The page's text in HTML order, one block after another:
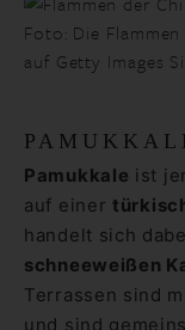
Foto: Die
auf Getty Images
Pamukkale ist
auf einer
handelt sich
schneeweißen
Terrassen sind
und sind